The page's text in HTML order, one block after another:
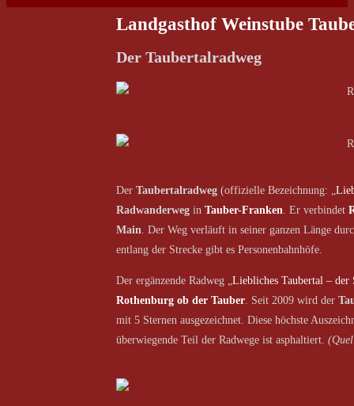
Landgasthof Weinstube
Der Taubertalradweg
Der Taubertalradweg(offizielle Bezeichnung: „
Radwanderwegin Tauber-Franken. Er verbindet
Main. Der Weg verläuft in seiner ganzen Länge
entlang der Strecke gibt es Personenbahnhöfe.
Der ergänzende Radweg „Liebliches Taubertal – der
Rothenburg ob der Tauber. Seit 2009 wird der
mit 5 Sternen ausgezeichnet. Diese höchste
überwiegende Teil der Radwege ist asphaltiert.